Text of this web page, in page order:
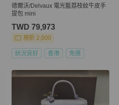
德爾沃/Delvaux 電光藍荔枝紋牛皮手
提包 mini
TWD 79,973
現折 2,000
狀況良好 香港 免運